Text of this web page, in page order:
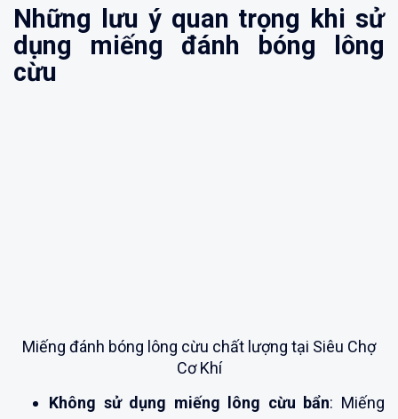
Những lưu ý quan trọng khi sử
dụng miếng đánh bóng lông
cừu
Miếng đánh bóng lông cừu chất lượng tại Siêu Chợ
Cơ Khí
Không sử dụng miếng lông cừu bẩn: Miếng